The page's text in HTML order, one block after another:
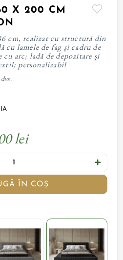
X 200 CM
cm, realizat cu structură din
cu lamele de fag și cadru de
arc; ladă de depozitare și
personalizabil
lei
ÎN COȘ